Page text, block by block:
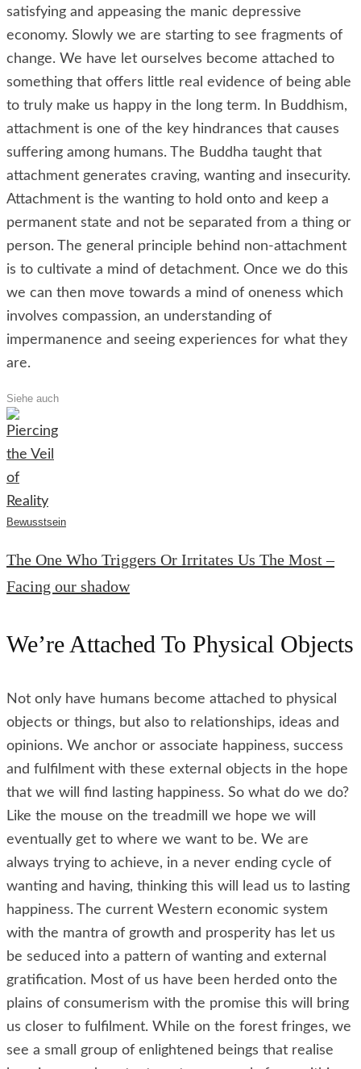
satisfying and appeasing the manic depressive
economy. Slowly we are starting to see fragments of
change. We have let ourselves become attached to
something that offers little real evidence of being able
to truly make us happy in the long term. In Buddhism,
attachment is one of the key hindrances that causes
suffering among humans. The Buddha taught that
attachment generates craving, wanting and insecurity.
Attachment is the wanting to hold onto and keep a
permanent state and not be separated from a thing or
person. The general principle behind non-attachment
is to cultivate a mind of detachment. Once we do this
we can then move towards a mind of oneness which
involves compassion, an understanding of
impermanence and seeing experiences for what they
are.
Siehe auch
Bewusstsein
The One Who Triggers Or Irritates Us The Most –
Facing our shadow
We’re Attached To Physical Objects
Not only have humans become attached to physical
objects or things, but also to relationships, ideas and
opinions. We anchor or associate happiness, success
and fulfilment with these external objects in the hope
that we will find lasting happiness. So what do we do?
Like the mouse on the treadmill we hope we will
eventually get to where we want to be. We are
always trying to achieve, in a never ending cycle of
wanting and having, thinking this will lead us to lasting
happiness. The current Western economic system
with the mantra of growth and prosperity has let us
be seduced into a pattern of wanting and external
gratification. Most of us have been herded onto the
plains of consumerism with the promise this will bring
us closer to fulfilment. While on the forest fringes, we
see a small group of enlightened beings that realise